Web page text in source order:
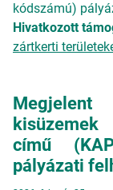
kódszámú)
Hivatkozott
zártkerti
című
pályázati